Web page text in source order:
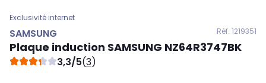
Exclusivité internet
SAMSUNG Réf. 1219351
Plaque induction SAMSUNG NZ64R3747BK
3,3/5(3)